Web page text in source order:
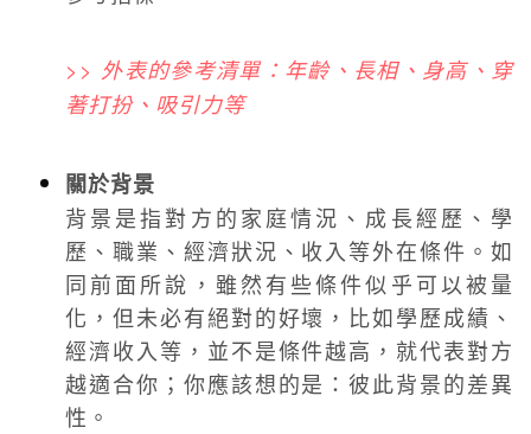
>> 外表的參考清單：年齡、長相、身高、穿
著打扮、吸引力等
關於背景
背景是指對方的家庭情況、成長經歷、學
歷、職業、經濟狀況、收入等外在條件。如
同前面所說，雖然有些條件似乎可以被量
化，但未必有絕對的好壞，比如學歷成績、
經濟收入等，並不是條件越高，就代表對方
越適合你；你應該想的是：彼此背景的差異
性。